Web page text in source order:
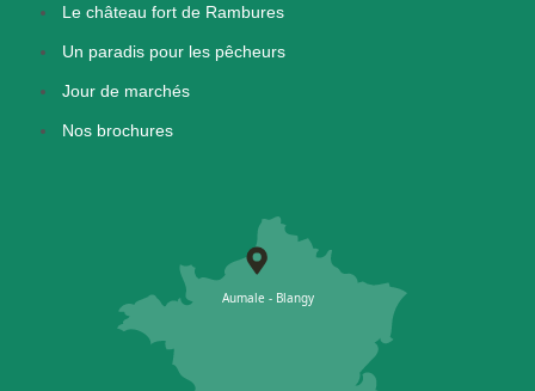
Le château fort de Rambures
Un paradis pour les pêcheurs
Jour de marchés
Nos brochures